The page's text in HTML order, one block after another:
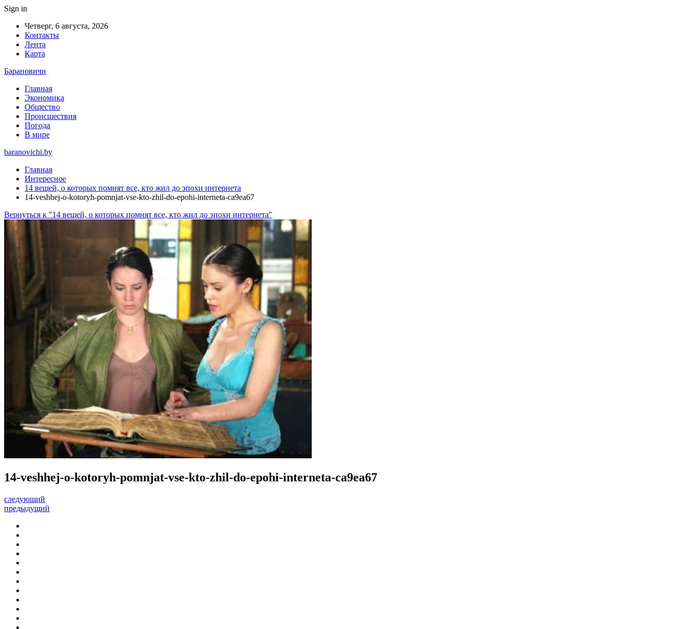
Sign in
Четверг, 6 августа, 2026
Контакты
Лента
Карта
Барановичи
Главная
Экономика
Общество
Происшествия
Погода
В мире
baranovichi.by
Главная
Интересное
14 вещей, о которых помнят все, кто жил до эпохи интернета
14-veshhej-o-kotoryh-pomnjat-vse-kto-zhil-do-epohi-interneta-ca9ea67
Вернуться к "14 вещей, о которых помнят все, кто жил до эпохи интернета"
14-veshhej-o-kotoryh-pomnjat-vse-kto-zhil-do-epohi-interneta-ca9ea67
следующий
предыдущий